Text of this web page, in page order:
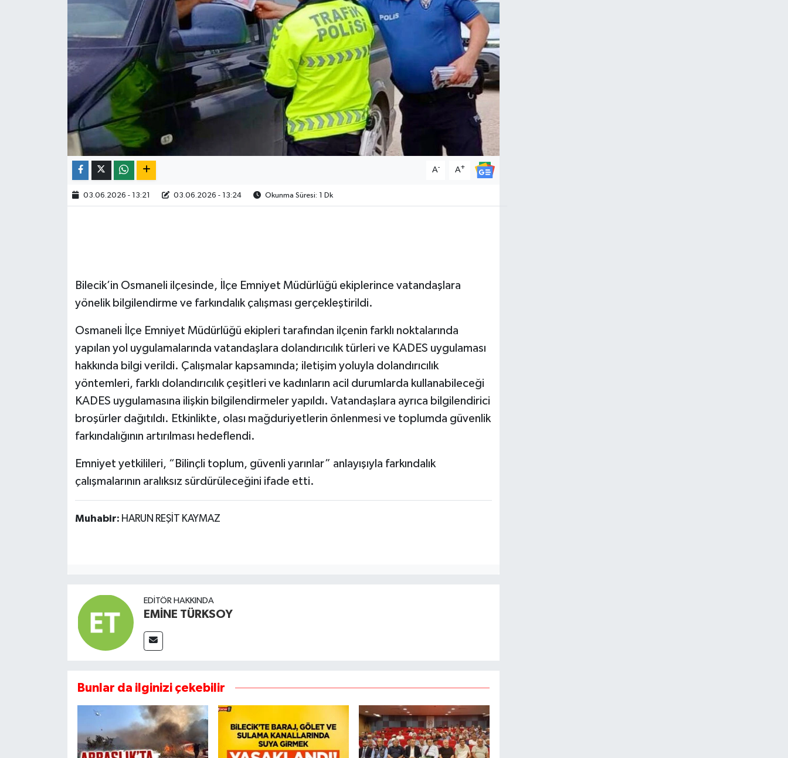
A- A+
03.06.2026 - 13:21 03.06.2026 - 13:24 Okunma Süresi: 1 Dk
Bilecik’in Osmaneli ilçesinde, İlçe Emniyet Müdürlüğü ekiplerince vatandaşlara
yönelik bilgilendirme ve farkındalık çalışması gerçekleştirildi.
Osmaneli İlçe Emniyet Müdürlüğü ekipleri tarafından ilçenin farklı noktalarında
yapılan yol uygulamalarında vatandaşlara dolandırıcılık türleri ve KADES uygulaması
hakkında bilgi verildi. Çalışmalar kapsamında; iletişim yoluyla dolandırıcılık
yöntemleri, farklı dolandırıcılık çeşitleri ve kadınların acil durumlarda kullanabileceği
KADES uygulamasına ilişkin bilgilendirmeler yapıldı. Vatandaşlara ayrıca bilgilendirici
broşürler dağıtıldı. Etkinlikte, olası mağduriyetlerin önlenmesi ve toplumda güvenlik
farkındalığının artırılması hedeflendi.
Emniyet yetkilileri, “Bilinçli toplum, güvenli yarınlar” anlayışıyla farkındalık
çalışmalarının aralıksız sürdürüleceğini ifade etti.
Muhabir: HARUN REŞİT KAYMAZ
EDITÖR HAKKINDA
EMİNE TÜRKSOY
Bunlar da ilginizi çekebilir